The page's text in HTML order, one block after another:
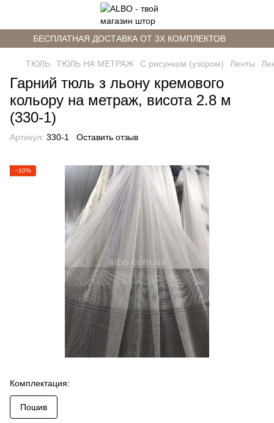
БЕСПЛАТНАЯ ДОСТАВКА ОТ 3Х КОМПЛЕКТОВ
ТЮЛЬ ТЮЛЬ НА МЕТРАЖ С рисунком (узором) Ленты
Гарний тюль з льону кремового
кольору на метраж, висота 2.8 м
(330-1)
Артикул: 330-1 Оставить отзыв
−10%
Комплектация:
Пошив